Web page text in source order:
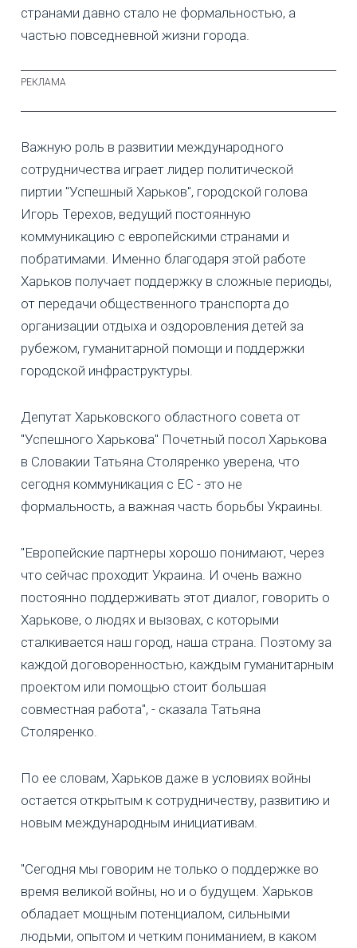
странами давно стало не формальностью, а
частью повседневной жизни города.
Важную роль в развитии международного
сотрудничества играет лидер политической
пиртии "Успешный Харьков", городской голова
Игорь Терехов, ведущий постоянную
коммуникацию с европейскими странами и
побратимами. Именно благодаря этой работе
Харьков получает поддержку в сложные периоды,
от передачи общественного транспорта до
организации отдыха и оздоровления детей за
рубежом, гуманитарной помощи и поддержки
городской инфраструктуры.
Депутат Харьковского областного совета от
"Успешного Харькова" Почетный посол Харькова
в Словакии Татьяна Столяренко уверена, что
сегодня коммуникация с ЕС - это не
формальность, а важная часть борьбы Украины.
"Европейские партнеры хорошо понимают, через
что сейчас проходит Украина. И очень важно
постоянно поддерживать этот диалог, говорить о
Харькове, о людях и вызовах, с которыми
сталкивается наш город, наша страна. Поэтому за
каждой договоренностью, каждым гуманитарным
проектом или помощью стоит большая
совместная работа", - сказала Татьяна
Столяренко.
По ее словам, Харьков даже в условиях войны
остается открытым к сотрудничеству, развитию и
новым международным инициативам.
"Сегодня мы говорим не только о поддержке во
время великой войны, но и о будущем. Харьков
обладает мощным потенциалом, сильными
людьми, опытом и четким пониманием, в каком